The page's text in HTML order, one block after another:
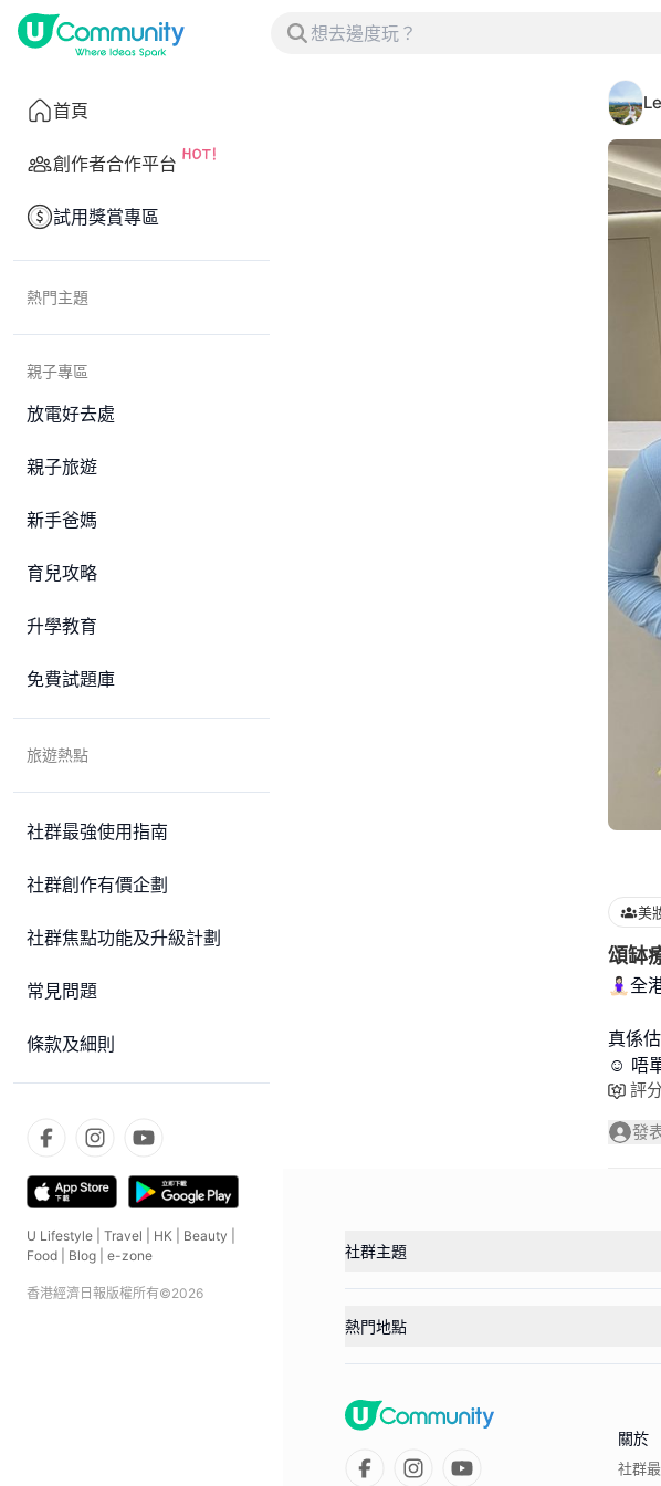
首頁
創作者合作平台
試用獎賞專區
熱門主題
親子專區
放電好去處
親子旅遊
新手爸媽
育兒攻略
升學教育
免費試題庫
旅遊熱點
社群最強使用指南
社群創作有價企劃
社群焦點功能及升級計劃
常見問題
條款及細則
U Lifestyle Travel HK Beauty
Food
Blog e-zone
香港經濟日報版權所有©2026
美
頌缽
🧘🏻‍♀️
真係
☺️ 唔
評分
發
社群主題
熱門地點
關於
社群